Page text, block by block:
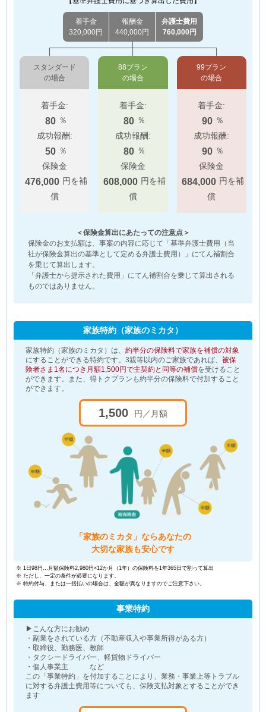
着手金
320,000円
報酬金
440,000円
弁護士費用
760,000円
スタンダード
の場合
着手金:
80 ％
成功報酬:
50 ％
保険金
476,000 円を補
償
88プラン
の場合
着手金:
80 ％
成功報酬:
80 ％
保険金
608,000 円を補
償
99プラン
の場合
着手金:
90 ％
成功報酬:
90 ％
保険金
684,000 円を補
償
＜保険金算出にあたっての注意点＞
保険金のお支払額は、事案の内容に応じて「基準弁護士費用（当
社が保険金算出の基準として定める弁護士費用）」にてん補割合
を乗じて算出します。
「弁護士から提示された費用」にてん補割合を乗じて算出される
ものではありません。
家族特約（家族のミカタ）
家族特約（家族のミカタ）は、 約半分の保険料で家族を補償の対象
にすることができる特約です。3親等以内のご家族であれば、 被保
険者さま1名につき月額1,500円で主契約と同等の補償を受けること
ができます。また、得トクプランも約半分の保険料で付加すること
ができます。
1,500 円／月額
「家族のミカタ」ならあなたの
大切な家族も安心です
※ 1日98円…月額保険料2,980円×12か月（1年）の保険料を1年365日で割って算出
※ ただし、一定の条件が必要になります。
※ 特約付与、または一括払いの場合は、金額が異なりますのでご注意下さい。
事業特約
▶こんな方にお勧め
・副業をされている方（不動産収入や事業所得がある方）
・取締役、勤務医、教師
・タクシードライバー、軽貨物ドライバー
・個人事業主 など
この「事業特約」を付加することにより、業務・事業上等トラブル
に対する弁護士費用等についても、保険支払対象とすることができ
ます